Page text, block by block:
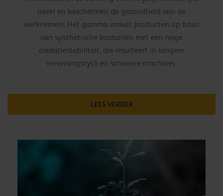
nevel en beschermen de gezondheid van de
werknemers. Het gamma omvat producten op basis
van synthetische basisoliën met een hoge
oxidatiestabiliteit, die resulteert in langere
verversingscycli en schonere machines.
LEES VERDER